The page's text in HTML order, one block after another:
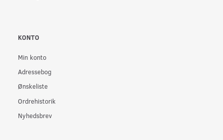
KONTO
Min konto
Adressebog
Ønskeliste
Ordrehistorik
Nyhedsbrev